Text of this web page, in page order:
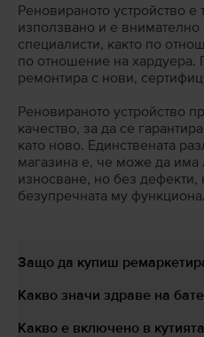
Реновираното устройство
използвано и е
специалисти, както по
по отношение на хардуера.
ремонтира с нови,
Реновираното устройство
качество, за да се
като ново. Единствената
магазина е, че може да има
износване, но без дефекти,
безупречната му
Защо да купиш
Какво значи здраве на
Какво е включено в